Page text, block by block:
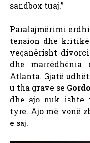
sandbox tuaj.”
Paralajmërimi
tension dhe kritikë
veçanërisht
dhe
Atlanta. Gjatë
u tha grave se
dhe ajo nuk ishte
tyre. Ajo më vonë
e saj.